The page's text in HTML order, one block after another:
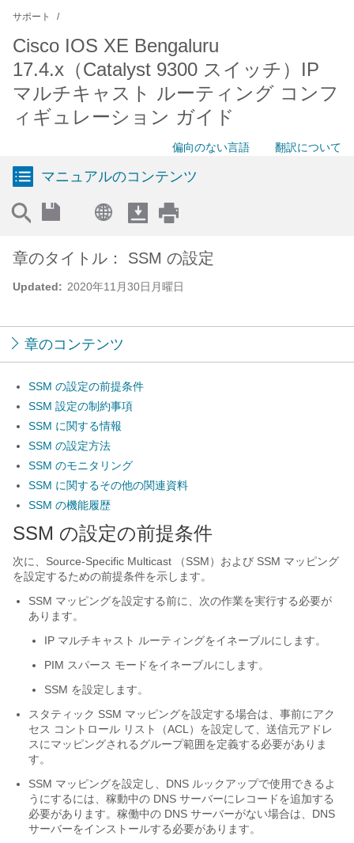
サポート
Cisco IOS XE Bengaluru
17.4.x（Catalyst 9300 スイッチ）IP
マルチキャスト ルーティング コンフ
ィギュレーション ガイド
偏向のない言語 翻訳について
マニュアルのコンテンツ
Updated: 2020年11月30日月曜日
章のタイトル： SSM の設定
章のコンテンツ
SSM の設定の前提条件
SSM 設定の制約事項
SSM に関する情報
SSM の設定方法
SSM のモニタリング
SSM に関するその他の関連資料
SSM の機能履歴
SSM の設定の前提条件
次に、Source-Specific Multicast （SSM）および SSM マッピング
を設定するための前提条件を示します。
SSM マッピングを設定する前に、次の作業を実行する必要が
あります。
IP マルチキャスト ルーティングをイネーブルにします。
PIM スパース モードをイネーブルにします。
SSM を設定します。
スタティック SSM マッピングを設定する場合は、事前にアク
セス コントロール リスト（ACL）を設定して、送信元アドレ
スにマッピングされるグループ範囲を定義する必要がありま
す。
SSM マッピングを設定し、DNS ルックアップで使用できるよ
うにするには、稼動中の DNS サーバーにレコードを追加する
必要があります。稼働中の DNS サーバーがない場合は、DNS
サーバーをインストールする必要があります。